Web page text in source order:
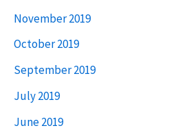
November 2019
October 2019
September 2019
July 2019
June 2019